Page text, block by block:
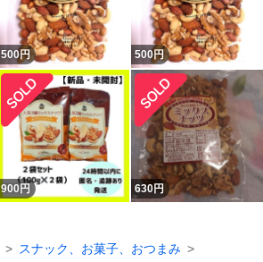
500円 500円
900 円 630円
スナック、お菓子、おつまみ